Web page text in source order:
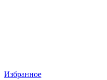
Избранное